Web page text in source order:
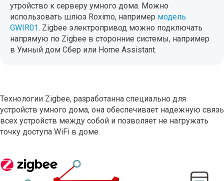
утройство к серверу умного дома. Можно
использовать шлюз Roximo, например модель
GWIR01. Zigbee электропривод можно подключать
напрямую по Zigbee в сторонние системы, например
в Умный дом Сбер или Home Assistant.
Технологии Zigbee, разработанна специально для
устройств умного дома, она обеспечивает надежную связь
всех устройств между собой и позволяет не нагружать
точку доступа WiFi в доме.